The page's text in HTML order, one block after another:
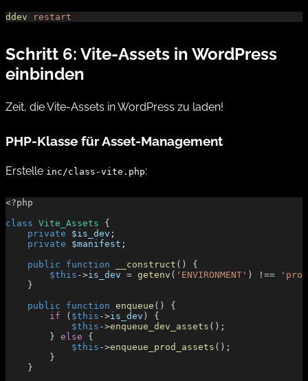
ddev restart
Schritt 6: Vite-Assets in WordPress
einbinden
Zeit, die Vite-Assets in WordPress zu laden!
PHP-Klasse für Asset-Management
Erstelle inc/class-vite.php:
<?php
class Vite_Assets {
    private
$is_dev ;
    private
$manifest ;
    public
function __construct () {
        $this
->is_dev = getenv ( 'ENVIRONMENT' ) !==
    }
    public
function enqueue () {
        if
( $this ->is_dev ) {
            $this
->enqueue_dev_assets ();
        }
else {
            $this
->enqueue_prod_assets ();
        }
    }